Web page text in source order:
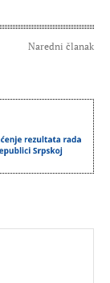
Naredni članak